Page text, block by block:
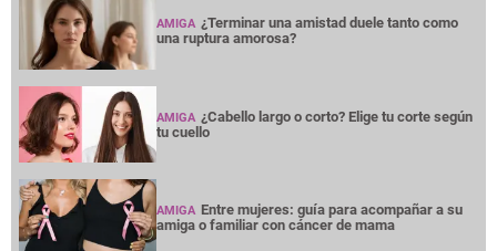
AMIGA ¿Terminar una amistad duele tanto como
una ruptura amorosa?
AMIGA ¿Cabello largo o corto? Elige tu corte según
tu cuello
AMIGA Entre mujeres: guía para acompañar a su
amiga o familiar con cáncer de mama